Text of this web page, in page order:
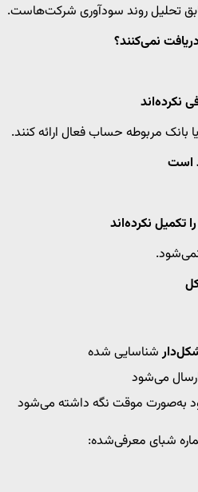
تحلیل روند سودآوری شرکت‌هاست.
نمی‌کنند؟
نکرده‌اند
بانک مربوطه حساب فعال ارائه کنند.
است
تکمیل نکرده‌اند
شناسایی شده
می‌شود
به‌صورت موقت نگه داشته می‌شود
شبای معرفی‌شده: